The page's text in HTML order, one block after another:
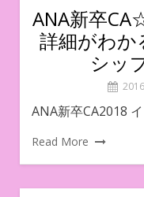
ANA新卒
詳細がわか
シッ
ANA新卒CA2018
Read More